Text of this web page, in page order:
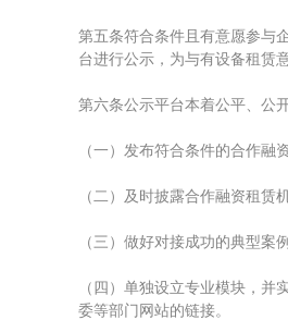
第五条符合条件且有意愿参与
台进行公示，为与有设备租赁
第六条公示平台本着公平、公
（一）发布符合条件的合作
（二）及时披露合作融资租赁
（三）做好对接成功的典型案
（四）单独设立专业模块，
委等部门网站的链接。